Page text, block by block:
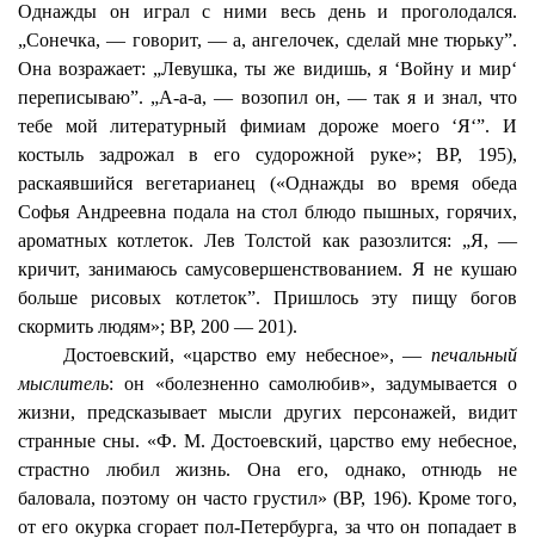
Однажды он играл с ними весь день и проголодался.
„Сонечка, — говорит, — а, ангелочек, сделай мне тюрьку”.
Она возражает: „Левушка, ты же видишь, я ‘Войну и мир‘
переписываю”. „А-а-а, — возопил он, — так я и знал, что
тебе мой литературный фимиам дороже моего ‘Я‘”. И
костыль задрожал в его судорожной руке»; ВР, 195),
раскаявшийся вегетарианец («Однажды во время обеда
Софья Андреевна подала на стол блюдо пышных, горячих,
ароматных котлеток. Лев Толстой как разозлится: „Я, —
кричит, занимаюсь самусовершенствованием. Я не кушаю
больше рисовых котлеток”. Пришлось эту пищу богов
скормить людям»; ВР, 200 — 201).
Достоевский, «царство ему небесное», — печальный
мыслитель: он «болезненно самолюбив», задумывается о
жизни, предсказывает мысли других персонажей, видит
странные сны. «Ф. М. Достоевский, царство ему небесное,
страстно любил жизнь. Она его, однако, отнюдь не
баловала, поэтому он часто грустил» (ВР, 196). Кроме того,
от его окурка сгорает пол-Петербурга, за что он попадает в